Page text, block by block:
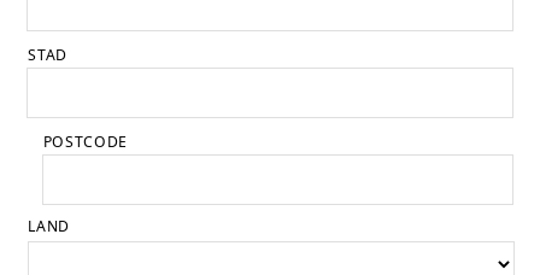
STAD
POSTCODE
LAND